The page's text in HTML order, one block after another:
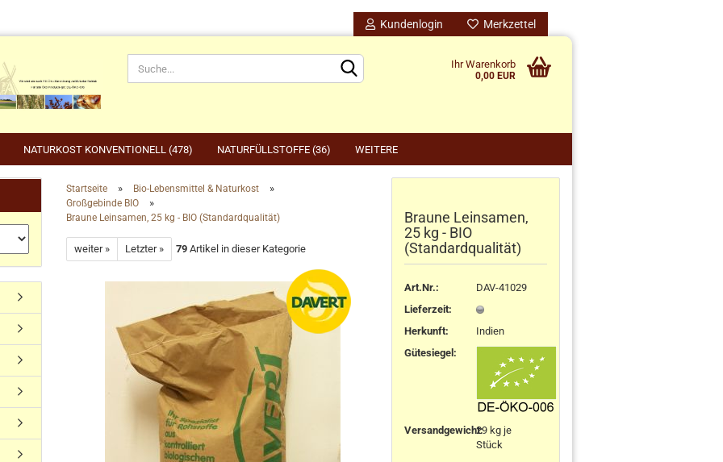
Kundenlogin
Konto erstellen
Passwort vergessen?
Merkzettel
Ihr Warenkorb
0,00 EUR
NATURKOST KONVENTIONELL (478) NATURFÜLLSTOFFE (36) WEITERE
anzeigen
& Winterfütterung
Gartenbedarf anzeigen
Compo
Gardena
Grillen, Grillbedarf, Holzkohle
benido kreativ anzeigen
Utensilos
Startseite » Bio-Lebensmittel & Naturkost »
Großgebinde BIO »
Braune Leinsamen, 25 kg - BIO (Standardqualität)
weiter » Letzter » 79 Artikel in dieser Kategorie
Braune Leinsamen,
25 kg - BIO
(Standardqualität)
Art.Nr.:
DAV-41029
Lieferzeit:
Herkunft:
Indien
Gütesiegel:
Versandgewicht:
29kg je
Stück